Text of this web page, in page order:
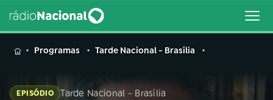
MENUProgramas Tarde Nacional - Brasília
EPISÓDIO Tarde Nacional - Brasília